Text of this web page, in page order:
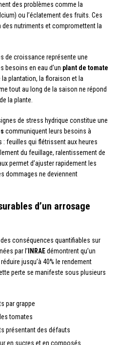
des problèmes comme la
ou l’éclatement des fruits. Ces
des nutriments et compromettent la
de croissance représente une
besoins en eau d’un plant de tomate
plantation, la floraison et la
tout au long de la saison ne répond
la plante.
de stress hydrique constitue une
communiquent leurs besoins à
feuilles qui flétrissent aux heures
du feuillage, ralentissement de
permet d’ajuster rapidement les
dommages ne deviennent
d’un arrosage
conséquences quantifiables sur
par l’ INRAEdémontrent qu’un
jusqu’à 40% le rendement
perte se manifeste sous plusieurs
par grappe
tomates
présentant des défauts
en sucres et en composés